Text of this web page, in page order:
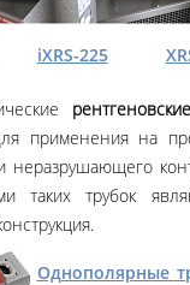
iXRS-225
применения на
неразрушающего
таких трубок
Однополярные